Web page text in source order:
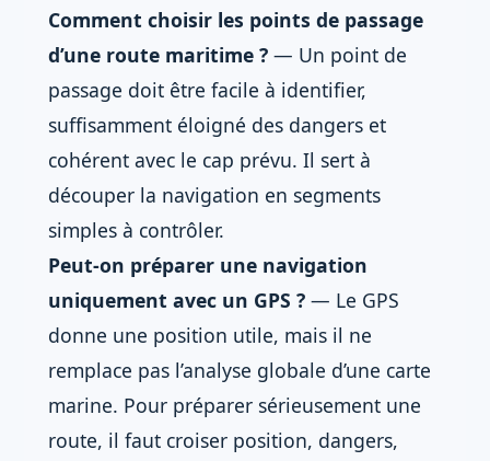
Comment choisir les points de passage
d’une route maritime ? — Un point de
passage doit être facile à identifier,
suffisamment éloigné des dangers et
cohérent avec le cap prévu. Il sert à
découper la navigation en segments
simples à contrôler.
Peut-on préparer une navigation
uniquement avec un GPS ? — Le GPS
donne une position utile, mais il ne
remplace pas l’analyse globale d’une carte
marine. Pour préparer sérieusement une
route, il faut croiser position, dangers,